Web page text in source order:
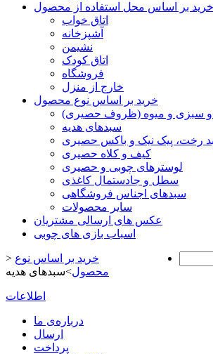
خرید بر اساس محل استفاده از محصول
اتاق خواب
آشپزخانه
نشیمن
اتاق کودک
فروشگاه
خارج از منزل
خرید بر اساس نوع محصول
و سبزی و میوه (ظروف حصیری)
سبدهای هدیه
رخت، پیک نیک و باکس حصیری
کیف و کلاه حصیری
لوسترهای چوبی و حصیری
سطل و جادستمال کاغذی
سبدهای اجناس فروشگاهی
سایر محصولات
عکس های ارسالی مشتریان
اسباب بازی های چوبی
> خرید بر اساس نوع
محصول>سبدهای هدیه
اطلاعات
درباره‌ی ما
ارسال
پرداخت